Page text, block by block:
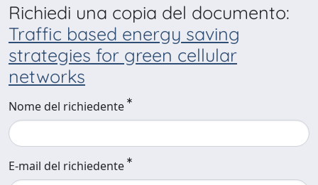
Richiedi una copia del documento:
Traffic based energy saving
strategies for green cellular
networks
Nome del richiedente
E-mail del richiedente